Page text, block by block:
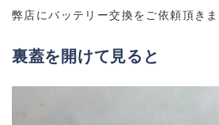
弊店にバッテリー交換をご依頼頂きま
裏蓋を開けて見ると